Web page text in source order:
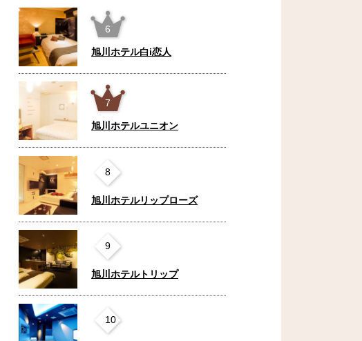
6
旭川ホテル白i恋人
7
旭川ホテルユニオン
8
旭川ホテルリップローズ
9
旭川ホテルトリップ
10